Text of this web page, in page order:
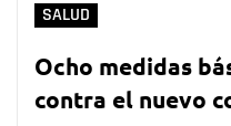
SALUD
Ocho medidas
contra el nuevo